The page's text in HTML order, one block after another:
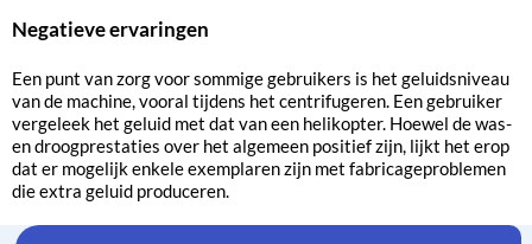
Negatieve ervaringen
Een punt van zorg voor sommige gebruikers is het geluidsniveau
van de machine, vooral tijdens het centrifugeren. Een gebruiker
vergeleek het geluid met dat van een helikopter. Hoewel de was-
en droogprestaties over het algemeen positief zijn, lijkt het erop
dat er mogelijk enkele exemplaren zijn met fabricageproblemen
die extra geluid produceren.